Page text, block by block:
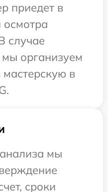
приедет в
осмотра
случае
организуем
мастерскую в
мы
сроки